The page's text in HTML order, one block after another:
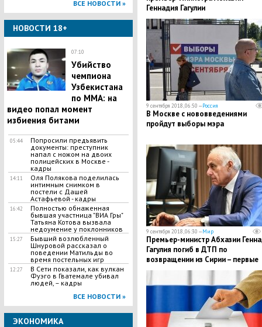
ВСЕ НОВОСТИ »
НОВОСТИ 18+
07:10
Убийство
чемпиона
Узбекистана
по MMA: на
видео попал момент
избиения битами
05:44
Попросили предъявить
документы: преступник
напал с ножом на двоих
полицейских в Москве -
кадры
14:11
Оля Полякова поделилась
интимным снимком в
постели с Дашей
Астафьевой - кадры
16:42
Полностью обнаженная
бывшая участница "ВИА Гры"
Татьяна Котова вызвала
недоумение у поклонников
15:27
Бывший возлюбленный
Шнуровой рассказал о
поведении Матильды во
время постельных игр
12:27
В Сети показали, как вулкан
Фуэго в Гватемале убивал
людей, – кадры
ВСЕ НОВОСТИ »
ЭКОНОМИКА
Геннадия Гагулии
9 сентября 2018, 06:50 —Россия
В Москве с нововведениями
пройдут выборы мэра
9 сентября 2018, 06:30 —Мир
Премьер-министр Абхазии
Гагулия погиб в ДТП по
возвращении из Сирии – первые
подробности